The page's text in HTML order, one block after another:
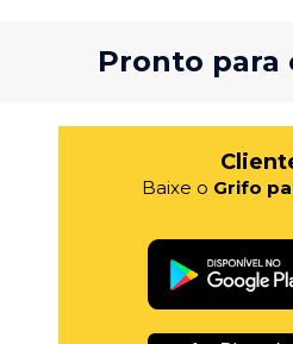
Pronto para
Baixe o Grifo